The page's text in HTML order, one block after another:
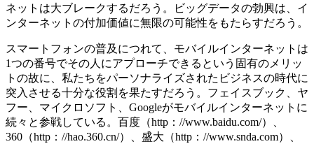
ネットは大ブレークするだろう。ビッグデータの勃興は、イ
ンターネットの付加価値に無限の可能性をもたらすだろう。
スマートフォンの普及につれて、モバイルインターネットは
1つの番号でその人にアプローチできるという固有のメリッ
トの故に、私たちをパーソナライズされたビジネスの時代に
突入させる十分な役割を果たすだろう。フェイスブック、ヤ
フー、マイクロソフト、Googleがモバイルインターネットに
続々と参戦している。百度（http：//www.baidu.com/）、
360（http：//hao.360.cn/）、盛大（http：//www.snda.com）、